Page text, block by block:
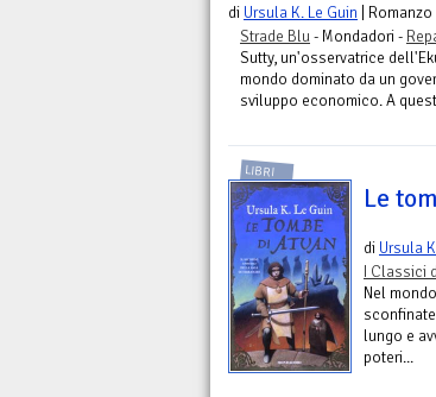
di Ursula K. Le Guin | Romanzo
Strade Blu- Mondadori -
Sutty, un'osservatrice
mondo dominato da un
sviluppo economico. A
LIBRI
Le
di Ursula
I Classici
Nel
lungo e
poteri...